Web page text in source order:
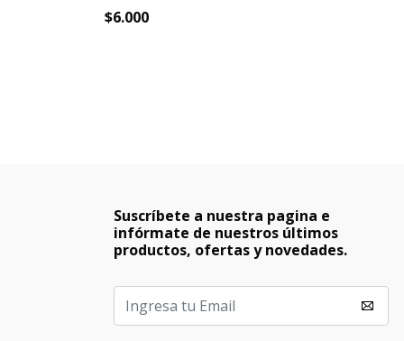
$6.000
Suscríbete a nuestra pagina e
infórmate de nuestros últimos
productos, ofertas y novedades.